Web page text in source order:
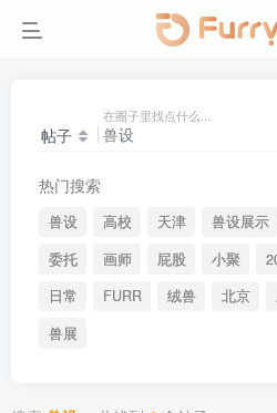
帖子
在圈子里找点什么...
热门搜索
兽设 高校 天津 兽设展示
委托
画师 屁股 小聚
日常
FURR 绒兽 北京
兽展